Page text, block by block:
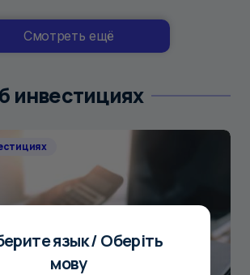
язык / Оберіть
мову
Смотреть ещё
инвестициях